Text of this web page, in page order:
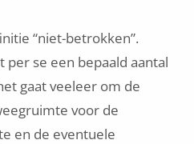
“niet-betrokken”.
per se een bepaald aantal
gaat veeleer om de
voor de
en de eventuele